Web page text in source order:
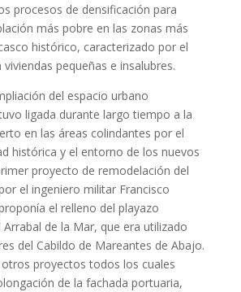
procesos de densificación para
más pobre en las zonas más
histórico, caracterizado por el
pequeñas e insalubres.
del espacio urbano
ligada durante largo tiempo a la
en las áreas colindantes por el
histórica y el entorno de los nuevos
proyecto de remodelación del
el ingeniero militar Francisco
el relleno del playazo
de la Mar, que era utilizado
del Cabildo de Mareantes de Abajo.
proyectos todos los cuales
de la fachada portuaria,